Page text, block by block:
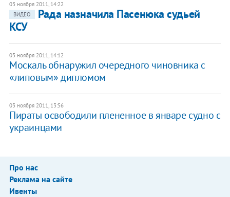
03 ноября 2011, 14:22
ВИДЕО
​Рада назначила Пасенюка судьей
КСУ
03 ноября 2011, 14:12
Москаль обнаружил очередного чиновника с
«липовым» дипломом
03 ноября 2011, 13:56
Пираты освободили плененное в январе судно с
украинцами
Про нас
Реклама на сайте
Ивенты